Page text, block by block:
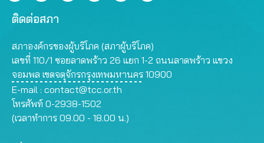
ติดต่อสภา
สภาองค์กรของผู้บริโภค (สภาผู้บริโภค)
เลขที่ 110/1 ซอยลาดพร้าว 26 แยก 1-2 ถนนลาดพร้าว แขวง
จอมพล เขตจตุจักรกรุงเทพมหานคร 10900
E-mail : contact@tcc.or.th
โทรศัพท์ 0-2938-1502
(เวลาทำการ 09.00 - 18.00 น.)